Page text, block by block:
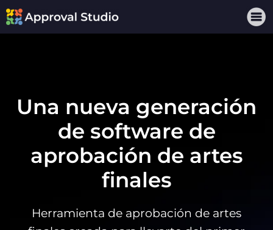
Una nueva generación
de software de
aprobación de artes
finales
Herramienta de aprobación de artes